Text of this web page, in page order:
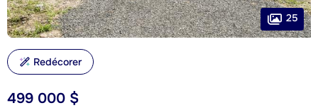
499 000 $
25
Redécorer